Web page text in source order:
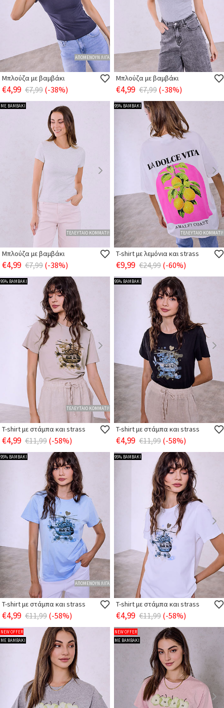
ΑΠΟΜΕΝΟΥΝ ΛΙΓΑ
Μπλούζα με βαμβάκι
€4,99 €7,99 (-38%)
Μπλούζα με βαμβάκι
€4,99 €7,99 (-38%)
ΜΕ ΒΑΜΒΑΚΙ
ΤΕΛΕΥΤΑΙΟ ΚΟΜΜΑΤΙ!
Μπλούζα με βαμβάκι
€4,99 €7,99 (-38%)
95% ΒΑΜΒΑΚΙ
ΤΕΛΕΥΤΑΙΟ ΚΟΜΜΑΤΙ!
T-shirt με λεμόνια και strass
€9,99 €24,99 (-60%)
95% ΒΑΜΒΑΚΙ
ΤΕΛΕΥΤΑΙΟ ΚΟΜΜΑΤΙ!
T-shirt με στάμπα και strass
€4,99 €11,99 (-58%)
95% ΒΑΜΒΑΚΙ
T-shirt με στάμπα και strass
€4,99 €11,99 (-58%)
95% ΒΑΜΒΑΚΙ
ΑΠΟΜΕΝΟΥΝ ΛΙΓΑ
T-shirt με στάμπα και strass
€4,99 €11,99 (-58%)
95% ΒΑΜΒΑΚΙ
T-shirt με στάμπα και strass
€4,99 €11,99 (-58%)
NEW OFFER
ΜΕ ΒΑΜΒΑΚΙ
NEW OFFER
ΜΕ ΒΑΜΒΑΚΙ